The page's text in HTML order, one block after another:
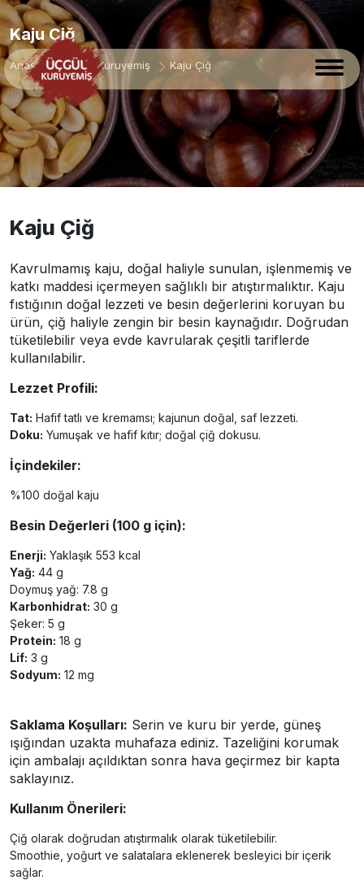
Kaju Çiğ
Anasayfa Çiğ Kuruyemiş Kaju Çiğ
Kaju Çiğ
Kavrulmamış kaju, doğal haliyle sunulan, işlenmemiş ve
katkı maddesi içermeyen sağlıklı bir atıştırmalıktır. Kaju
fıstığının doğal lezzeti ve besin değerlerini koruyan bu
ürün, çiğ haliyle zengin bir besin kaynağıdır. Doğrudan
tüketilebilir veya evde kavrularak çeşitli tariflerde
kullanılabilir.
Lezzet Profili:
Tat: Hafif tatlı ve kremamsı; kajunun doğal, saf lezzeti.
Doku: Yumuşak ve hafif kıtır; doğal çiğ dokusu.
İçindekiler:
%100 doğal kaju
Besin Değerleri (100 g için):
Enerji: Yaklaşık 553 kcal
Yağ: 44 g
Doymuş yağ: 7.8 g
Karbonhidrat: 30 g
Şeker: 5 g
Protein: 18 g
Lif: 3 g
Sodyum: 12 mg
Saklama Koşulları: Serin ve kuru bir yerde, güneş
ışığından uzakta muhafaza ediniz. Tazeliğini korumak
için ambalajı açıldıktan sonra hava geçirmez bir kapta
saklayınız.
Kullanım Önerileri:
Çiğ olarak doğrudan atıştırmalık olarak tüketilebilir.
Smoothie, yoğurt ve salatalara eklenerek besleyici bir içerik
sağlar.